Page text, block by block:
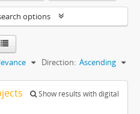
options
Direction: Ascending
Show results with digital